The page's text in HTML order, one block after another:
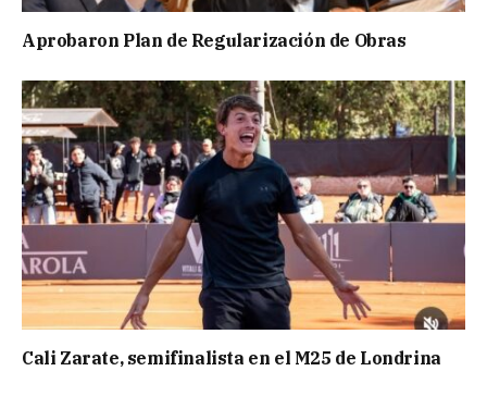
Aprobaron Plan de Regularización de Obras
Cali Zarate, semifinalista en el M25 de Londrina